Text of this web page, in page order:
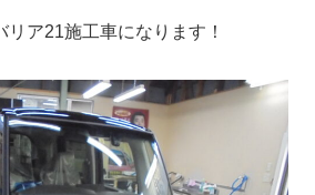
ア21施工車になります！